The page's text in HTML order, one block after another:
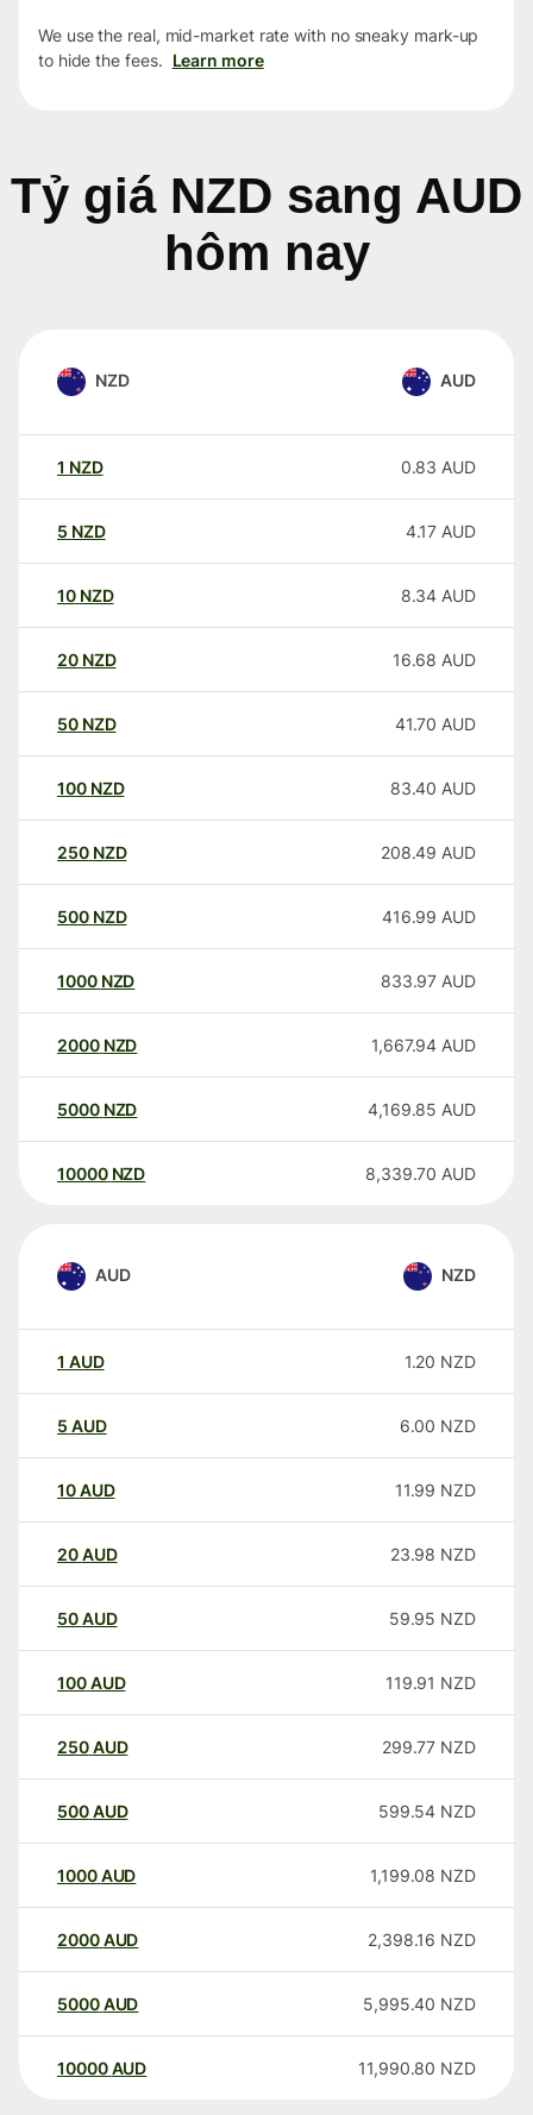
We use the real, mid-market rate with no sneaky mark-up
to hide the fees. Learn more
Tỷ giá NZD sang AUD
hôm nay
NZD AUD
1 NZD 0.83 AUD
5 NZD 4.17 AUD
10 NZD 8.34 AUD
20 NZD 16.68 AUD
50 NZD 41.70 AUD
100 NZD 83.40 AUD
250 NZD 208.49 AUD
500 NZD 416.99 AUD
1000 NZD 833.97 AUD
2000 NZD 1,667.94 AUD
5000 NZD 4,169.85 AUD
10000 NZD 8,339.70 AUD
AUD NZD
1 AUD 1.20 NZD
5 AUD 6.00 NZD
10AUD 11.99 NZD
20AUD 23.98 NZD
50AUD 59.95 NZD
100AUD 119.91 NZD
250AUD 299.77 NZD
500AUD 599.54 NZD
1000AUD 1,199.08 NZD
2000AUD 2,398.16 NZD
5000AUD 5,995.40 NZD
10000 AUD 11,990.80 NZD